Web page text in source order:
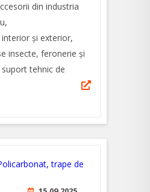
din industria
și exterior,
insecte, feronerie și
tehnic de